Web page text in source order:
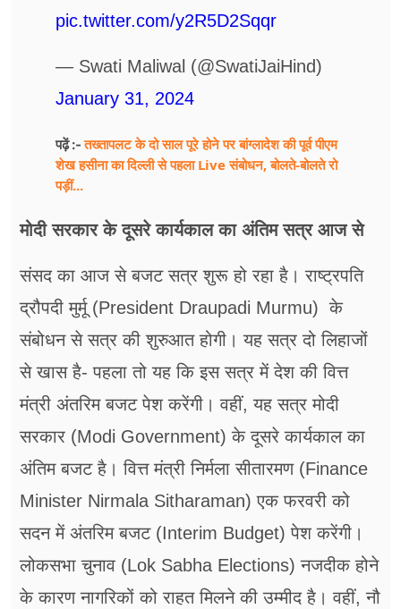
pic.twitter.com/y2R5D2Sqqr
— Swati Maliwal (@SwatiJaiHind)
January 31, 2024
पढ़ें :-तख्तापलट के दो साल पूरे होने पर बांग्लादेश की पूर्व पीएम
शेख हसीना का दिल्ली से पहला Live संबोधन, बोलते-बोलते रो
पड़ीं...
मोदी सरकार के दूसरे कार्यकाल का अंतिम सत्र आज से
संसद का आज से बजट सत्र शुरू हो रहा है। राष्ट्रपति
द्रौपदी मुर्मू (President Draupadi Murmu) के
संबोधन से सत्र की शुरुआत होगी। यह सत्र दो लिहाजों
से खास है- पहला तो यह कि इस सत्र में देश की वित्त
मंत्री अंतरिम बजट पेश करेंगी। वहीं, यह सत्र मोदी
सरकार (Modi Government) के दूसरे कार्यकाल का
अंतिम बजट है। वित्त मंत्री निर्मला सीतारमण (Finance
Minister Nirmala Sitharaman) एक फरवरी को
सदन में अंतरिम बजट (Interim Budget) पेश करेंगी।
लोकसभा चुनाव (Lok Sabha Elections) नजदीक होने
के कारण नागरिकों को राहत मिलने की उम्मीद है। वहीं, नौ